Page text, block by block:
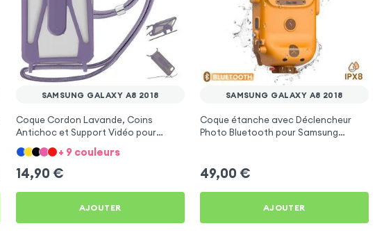
SAMSUNG GALAXY A8 2018
Coque Cordon Lavande, Coins
Antichoc et Support Vidéo pour
Samsung Galaxy A8 2018
+ 9 couleurs
14,90 €
AJOUTER
SAMSUNG GALAXY A8 2018
Coque étanche avec Déclencheur
Photo Bluetooth pour Samsung
49,00 €
AJOUTER